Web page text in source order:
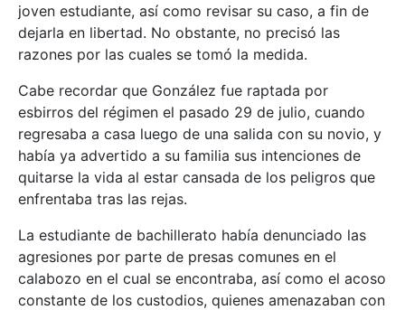
joven estudiante, así como revisar su caso, a fin de
dejarla en libertad. No obstante, no precisó las
razones por las cuales se tomó la medida.
Cabe recordar que González fue raptada por
esbirros del régimen el pasado 29 de julio, cuando
regresaba a casa luego de una salida con su novio, y
había ya advertido a su familia sus intenciones de
quitarse la vida al estar cansada de los peligros que
enfrentaba tras las rejas.
La estudiante de bachillerato había denunciado las
agresiones por parte de presas comunes en el
calabozo en el cual se encontraba, así como el acoso
constante de los custodios, quienes amenazaban con